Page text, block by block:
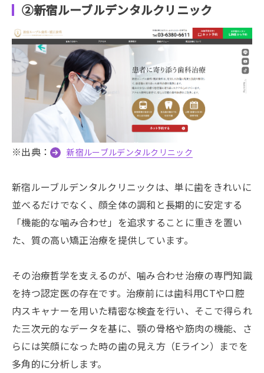
②新宿ルーブルデンタルクリニック
※出典： 新宿ルーブルデンタルクリニック
新宿ルーブルデンタルクリニックは、単に歯をきれいに
並べるだけでなく、顔全体の調和と長期的に安定する
「機能的な噛み合わせ」を追求することに重きを置い
た、質の高い矯正治療を提供しています。
その治療哲学を支えるのが、噛み合わせ治療の専門知識
を持つ認定医の存在です。治療前には歯科用CTや口腔
内スキャナーを用いた精密な検査を行い、そこで得られ
た三次元的なデータを基に、顎の骨格や筋肉の機能、さ
らには笑顔になった時の歯の見え方（Eライン）までを
多角的に分析します。